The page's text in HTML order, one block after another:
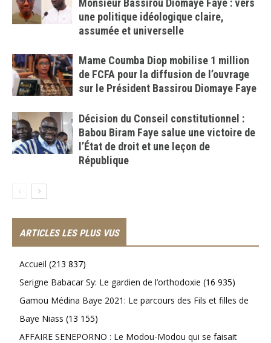
Monsieur Bassirou Diomaye Faye : vers
une politique idéologique claire,
assumée et universelle
Mame Coumba Diop mobilise 1 million
de FCFA pour la diffusion de l’ouvrage
sur le Président Bassirou Diomaye Faye
Décision du Conseil constitutionnel :
Babou Biram Faye salue une victoire de
l’État de droit et une leçon de
République
ARTICLES LES PLUS VUS
Accueil (213 837)
Serigne Babacar Sy: Le gardien de l’orthodoxie (16 935)
Gamou Médina Baye 2021: Le parcours des Fils et filles de
Baye Niass (13 155)
AFFAIRE SENEPORNO : Le Modou-Modou qui se faisait